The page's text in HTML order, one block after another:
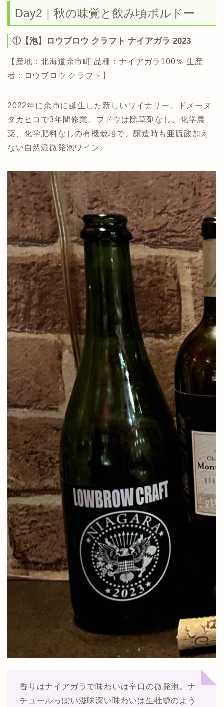
Day2｜秋の味覚と飲み頃ボルドー
①【泡】ロウブロウ クラフト ナイアガラ 2023
【産地：北海道余市町 品種：ナイアガラ100％ 生産
者：ロウブロウ クラフト】
2022年に余市に誕生した新しいワイナリー。ドメーヌ
タカヒコで3年間修業。ブドウは除草剤なし、化学農
薬、化学肥料なしの有機栽培で、醸造時も亜硫酸加え
ない自然派微発泡ワイン。
香りはナイアガラで味わいは辛口の微発泡。ナ
チュールっぽい滋味深い味わいは生牡蠣のよう